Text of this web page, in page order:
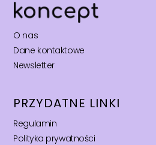
O nas
Dane kontaktowe
Newsletter
PRZYDATNE LINKI
Regulamin
Polityka prywatności